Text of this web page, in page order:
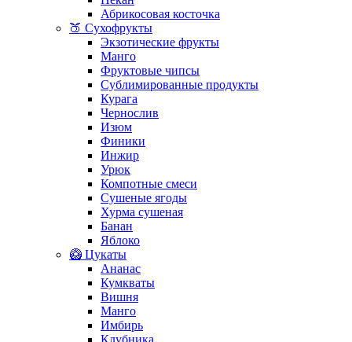
Абрикосовая косточка
🍑 Сухофрукты
Экзотические фрукты
Манго
Фруктовые чипсы
Сублимированные продукты
Курага
Чернослив
Изюм
Финики
Инжир
Урюк
Компотные смеси
Сушеные ягоды
Хурма сушеная
Банан
Яблоко
🥝 Цукаты
Ананас
Кумкваты
Вишня
Манго
Имбирь
Клубника